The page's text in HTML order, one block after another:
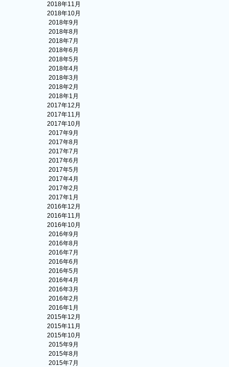
2018年11月
2018年10月
2018年9月
2018年8月
2018年7月
2018年6月
2018年5月
2018年4月
2018年3月
2018年2月
2018年1月
2017年12月
2017年11月
2017年10月
2017年9月
2017年8月
2017年7月
2017年6月
2017年5月
2017年4月
2017年2月
2017年1月
2016年12月
2016年11月
2016年10月
2016年9月
2016年8月
2016年7月
2016年6月
2016年5月
2016年4月
2016年3月
2016年2月
2016年1月
2015年12月
2015年11月
2015年10月
2015年9月
2015年8月
2015年7月